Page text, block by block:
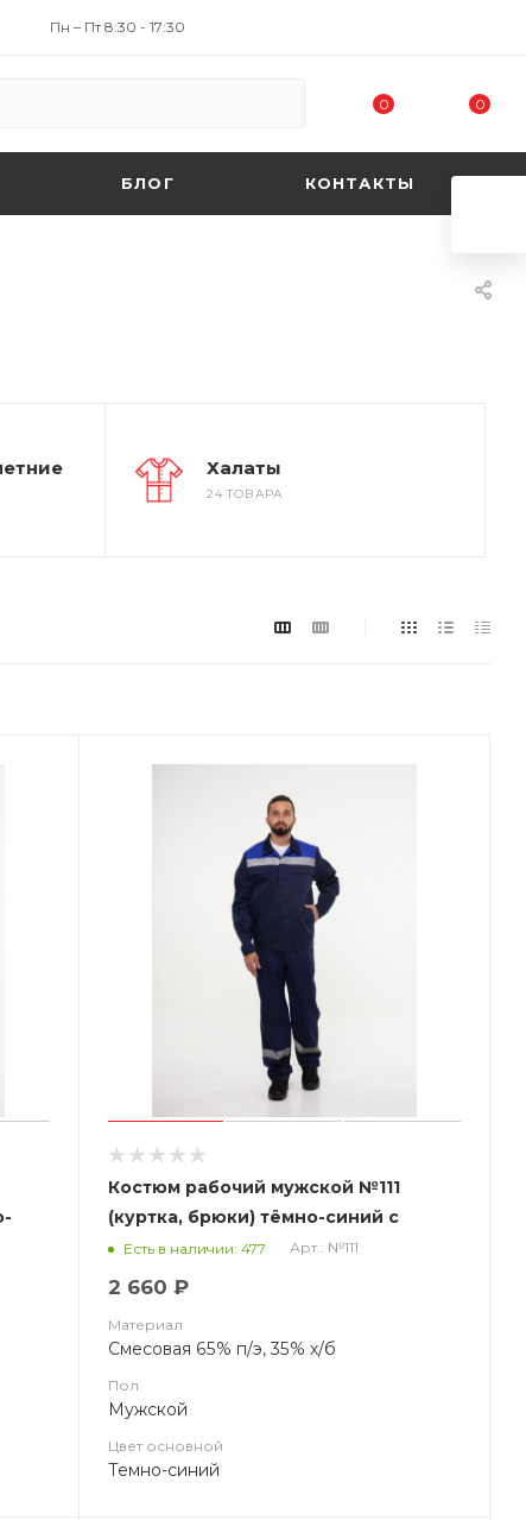
Пн – Пт 8:30 - 17:30
0 0
БЛОГ КОНТАКТЫ
Халаты
24 ТОВАРА
Костюм рабочий мужской №111
(куртка, брюки) тёмно-синий с
васильковым СОП (ЧЗ)
Есть в наличии: 477 Арт.: №111
2 660 ₽
Материал
Смесовая 65% п/э, 35% х/б
Пол
Мужской
Цвет основной
Темно-синий